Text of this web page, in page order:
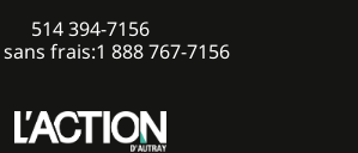
514 394-7156
frais:1 888 767-7156